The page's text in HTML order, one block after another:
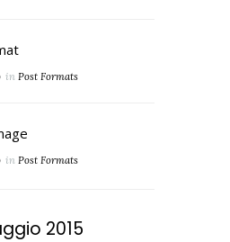
in Post Formats
in Post Formats
2015